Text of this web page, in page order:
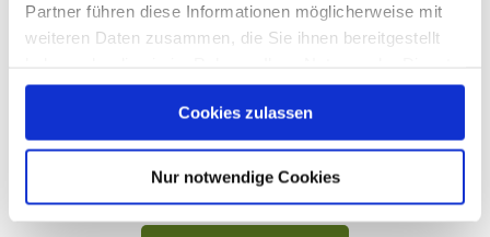
Partner führen diese Informationen möglicherweise mit
weiteren Daten zusammen, die Sie ihnen bereitgestellt
gesammelt haben.
Cookies zulassen
Nur notwendige Cookies
Bus und Bahn